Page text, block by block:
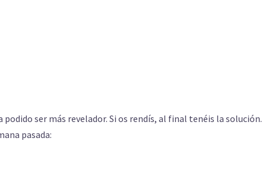
podido ser más revelador. Si os rendís, al final tenéis la solución.
pasada: